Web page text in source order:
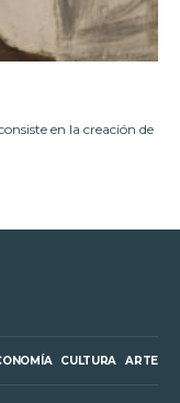
en la creación de
CULTURA ARTE